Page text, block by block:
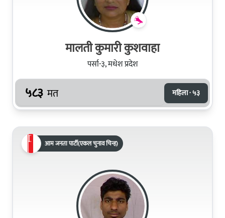
मालती कुमारी कुशवाहा
पर्सा-३, मधेश प्रदेश
५८३ मत महिला · ५३
आम जनता पार्टी(एकल चुनाव चिन्ह)